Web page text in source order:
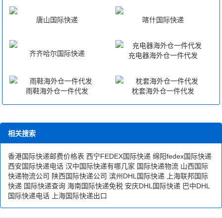
唐山国际快递 喀什国际快递
齐齐哈尔国际快递 充电器海外仓一件代发
雨鞋海外仓一件代发 枕套海外仓一件代发
相关搜索
香港国际快递邮费价格表 西宁FEDEX国际快递 绵阳fedex国际快递
西安国际快递电话 汉中国际快递有哪几家 国际快递物流 山西国际
快递物流公司 陕西国际快递公司 滨州DHL国际快递
上海联邦国际
快递 国际快递查询 海南国际快递免税 安庆DHL国际快递 巴中DHL
国际快递电话
上海国际快递出口